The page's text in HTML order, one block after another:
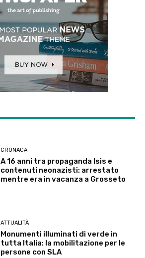
CRONACA
A 16 anni tra propaganda Isis e
contenuti neonazisti: arrestato
mentre era in vacanza a Grosseto
ATTUALITÀ
Monumenti illuminati di verde in
tutta Italia: la mobilitazione per le
persone con SLA